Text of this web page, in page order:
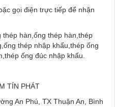
gọi điện trực tiếp để nhận
hàn,ống thép hàn,thép
thép nhập khẩu,thép ống
ống đúc nhập khấu.
TÍN PHÁT
An Phú, TX Thuận An, Bình